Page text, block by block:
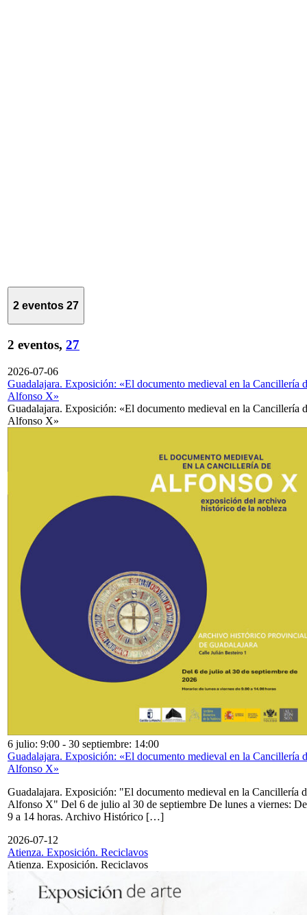
2 eventos 27
2 eventos, 27
2026-07-06
Guadalajara. Exposición: «El documento medieval en la Cancillería
Alfonso X»
Guadalajara. Exposición: «El documento medieval en la Cancillería
Alfonso X»
6 julio: 9:00 - 30 septiembre: 14:00
Guadalajara. Exposición: «El documento medieval en la Cancillería
Alfonso X»
Guadalajara. Exposición: "El documento medieval en la Cancillería
Alfonso X" Del 6 de julio al 30 de septiembre De lunes a viernes: De
9 a 14 horas. Archivo Histórico […]
2026-07-12
Atienza. Exposición. Reciclavos
Atienza. Exposición. Reciclavos